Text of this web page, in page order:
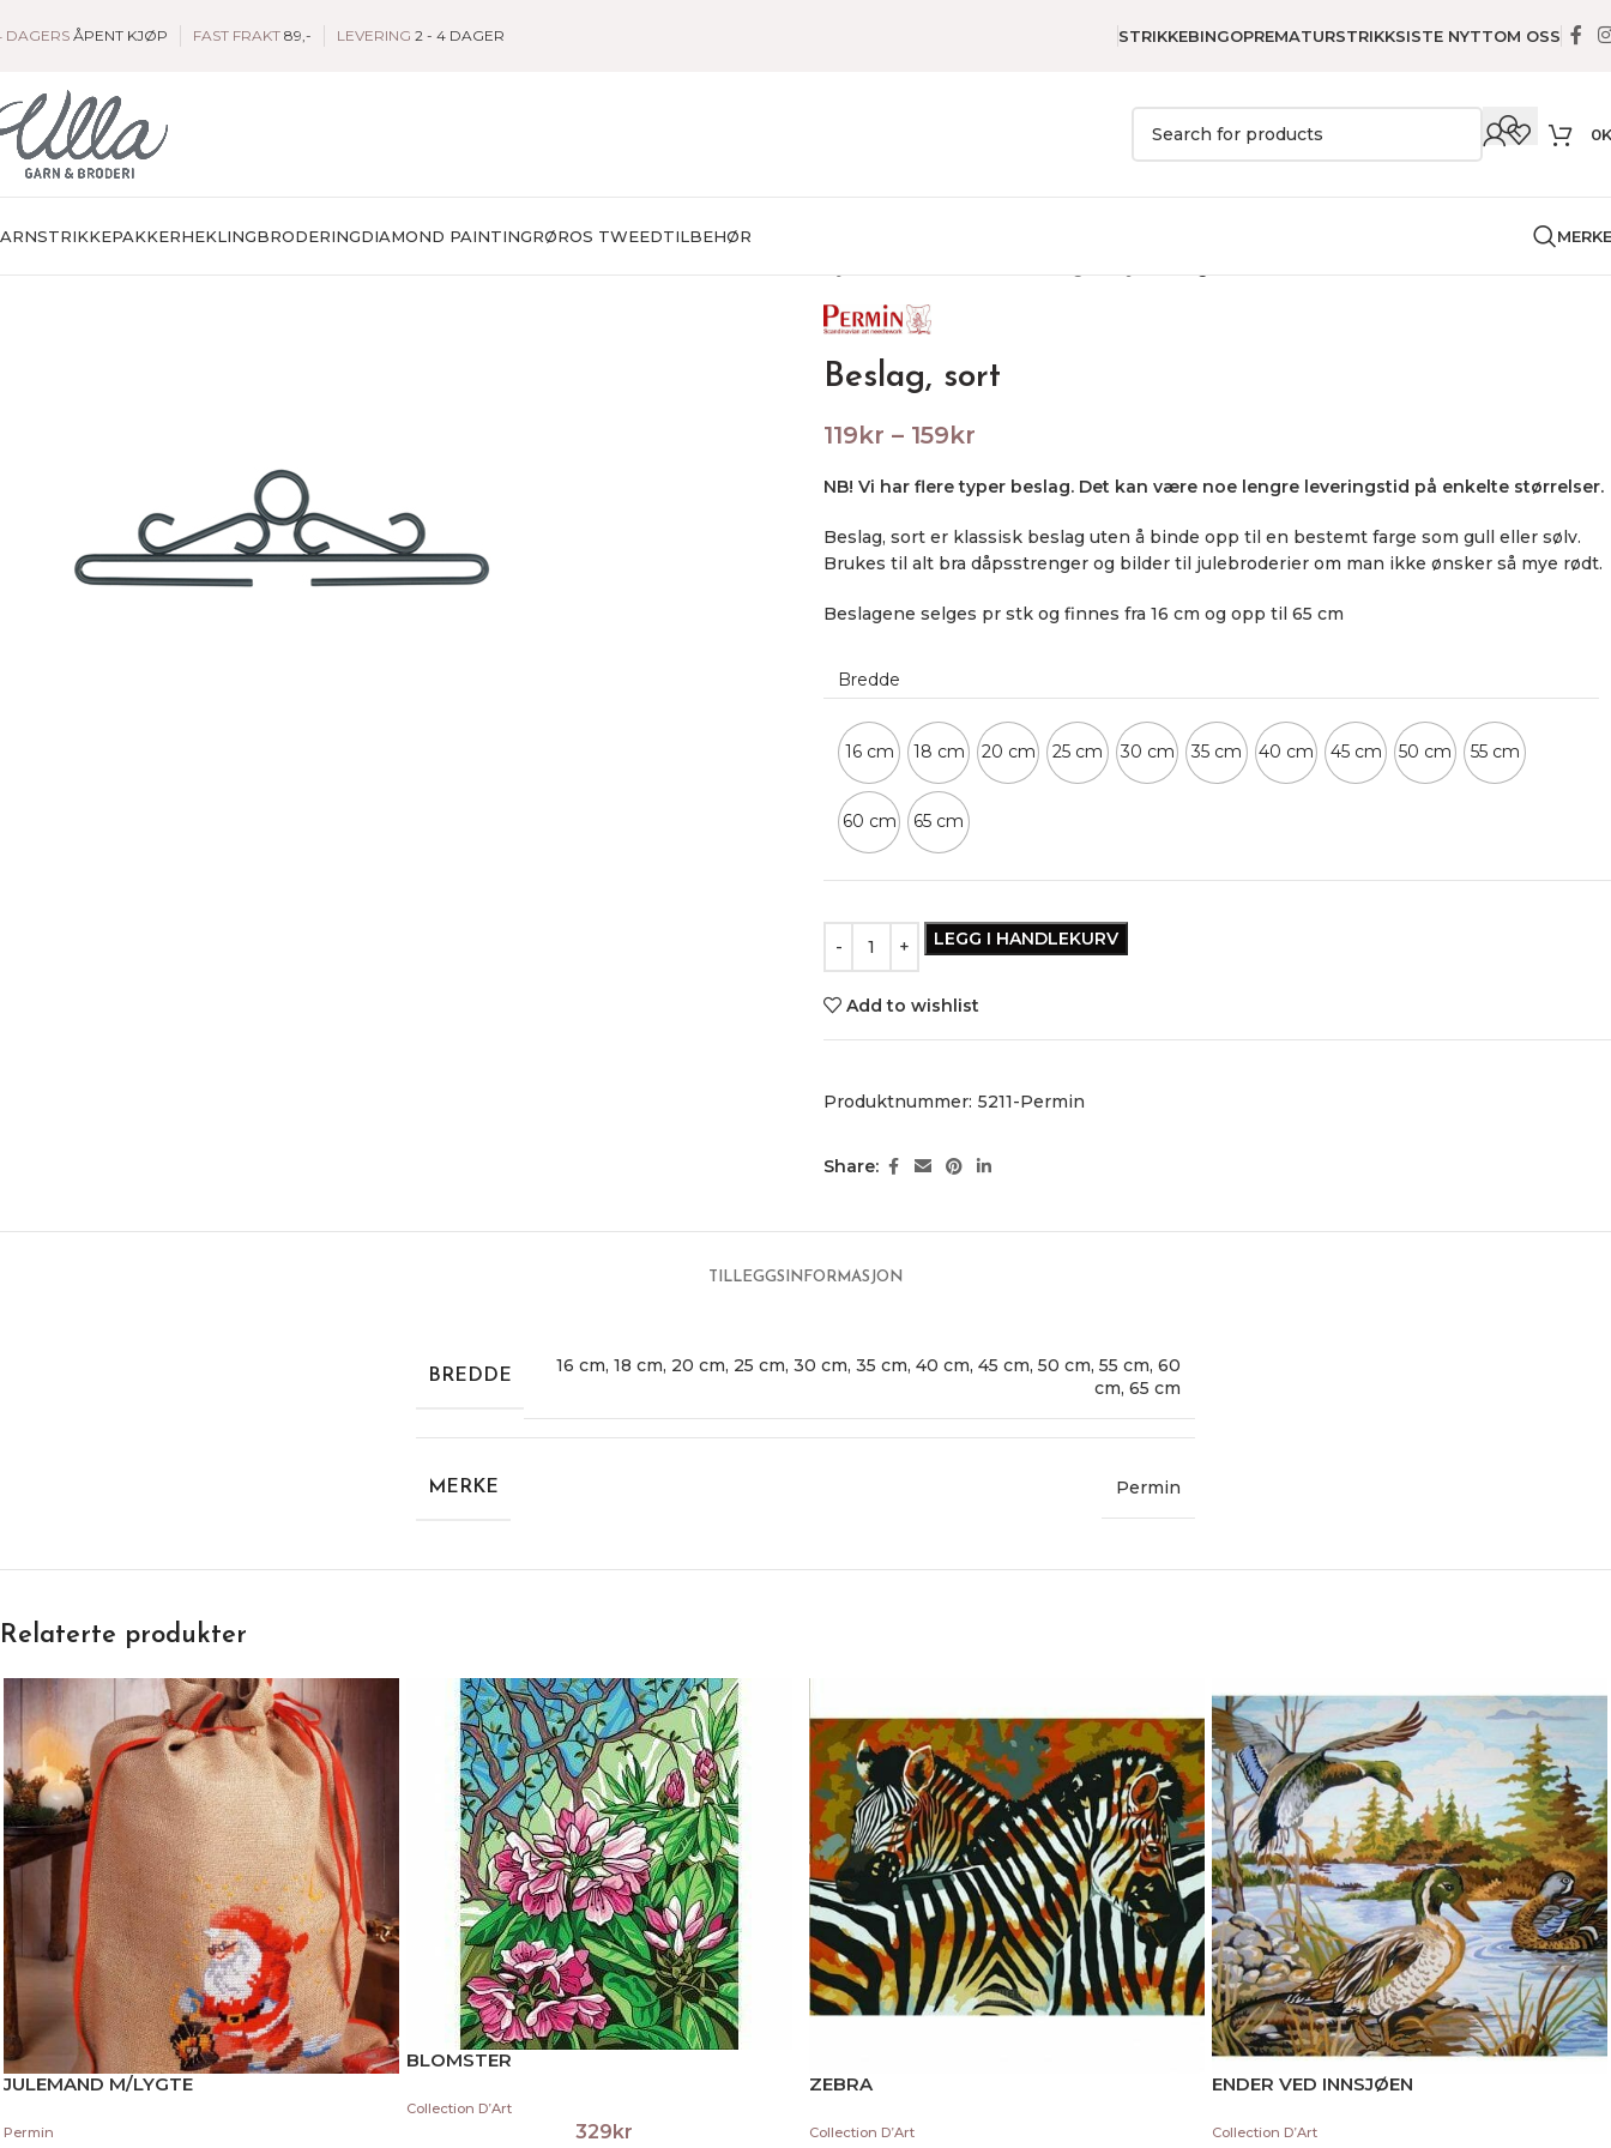
DAGERS ÅPENT KJØP FAST FRAKT 89,- LEVERING 2 - 4 DAGER STRIKKEBINGOPREMATURSTRIKKSISTE NYTTOM OSS
0
STRIKKEPAKKERHEKLINGBRODERINGDIAMOND PAINTINGRØROS TWEEDTILBEHØR
Beslag, sort
119kr – 159kr
NB! Vi har flere typer beslag. Det kan være noe lengre leveringstid på enkelte størrelser.
Beslag, sort er klassisk beslag uten å binde opp til en bestemt farge som gull eller sølv.
Brukes til alt bra dåpsstrenger og bilder til julebroderier om man ikke ønsker så mye rødt.
Beslagene selges pr stk og finnes fra 16 cm og opp til 65 cm
Bredde
16 cm 18 cm 20 cm 25 cm 30 cm 35 cm 40 cm 45 cm 50 cm 55 cm
60 cm 65 cm
LEGG I HANDLEKURV
Add to wishlist
Produktnummer: 5211-Permin
Share:
TILLEGGSINFORMASJON
BREDDE
16 cm, 18 cm, 20 cm, 25 cm, 30 cm, 35 cm, 40 cm, 45 cm, 50 cm, 55 cm, 60
cm, 65 cm
MERKE Permin
Relaterte produkter
JULEMAND M/LYGTE
Permin
BLOMSTER
Collection D’Art
329 kr
ZEBRA
Collection D’Art
ENDER VED INNSJØEN
Collection D’Art